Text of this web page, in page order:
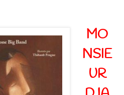
MO
NSIE
UR